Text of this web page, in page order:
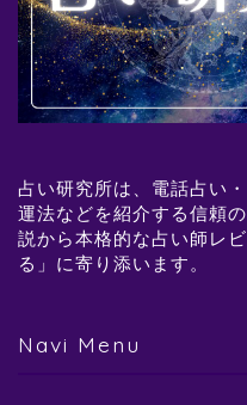
占い研究所は、電話占い
運法などを紹介する信頼
説から本格的な占い師レ
る」に寄り添います。
Navi Menu